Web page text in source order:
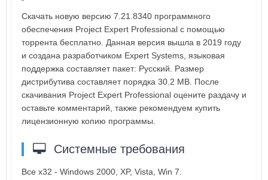
Скачать новую версию 7.21.8340 программного
обеспечения Project Expert Professional с помощью
торрента бесплатно. Данная версия вышла в 2019 году
и создана разработчиком Expert Systems, языковая
поддержка составляет пакет: Русский. Размер
дистрибутива составляет порядка 30.2 MB. После
скачивания Project Expert Professional оцените раздачу и
оставьте комментарий, также рекомендуем купить
лицензионную копию программы.
Системные требования
Все х32 - Windows 2000, XP, Vista, Win 7.